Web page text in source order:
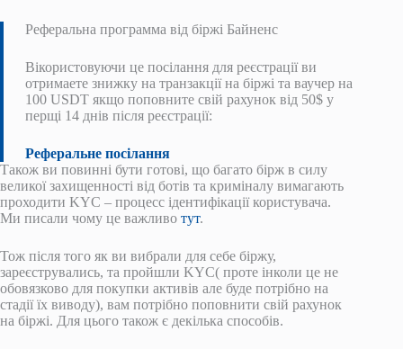
Реферальна программа від біржі Байненс
Вікористовуючи це посілання для реєстрації ви
отримаете знижку на транзакції на біржі та ваучер на
100 USDT якщо поповните свій рахунок від 50$ у
перщі 14 днів після реєстрації:
Реферальне посілання
Також ви повинні бути готові, що багато бірж в силу
великої захищенності від ботів та криміналу вимагають
проходити KYC – процесс ідентифікації користувача.
Ми писали чому це важливо тут.
Тож після того як ви вибрали для себе біржу,
зареєструвались, та пройшли KYC( проте інколи це не
обовязково для покупки активів але буде потрібно на
стадії їх виводу), вам потрібно поповнити свій рахунок
на біржі. Для цього також є декілька способів.